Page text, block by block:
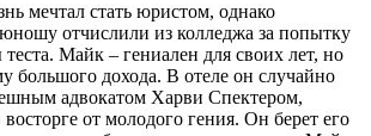
мечтал стать юристом, однако
отчислили из колледжа за попытку
теста. Майк – гениален для своих лет, но
большого дохода. В отеле он случайно
адвокатом Харви Спектером,
восторге от молодого гения. Он берет его